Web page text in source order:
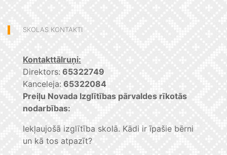
SKOLAS KONTAKTI
Kontakttālruņi:
Direktors: 65322749
Kanceleja: 65322084
Preiļu Novada Izglītības pārvaldes rīkotās
nodarbības:
Iekļaujošā izglītība skolā. Kādi ir īpašie bērni
un kā tos atpazīt?